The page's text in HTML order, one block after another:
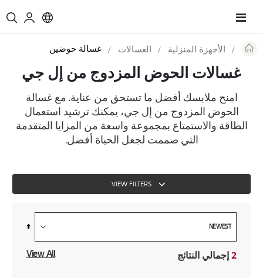
Toggle
الأجهزة المنزلية الغسالات غسالة حوضين
غسالات الحوض المزدوج من إل جي
امنح ملابسك أفضل ما تستحق من عناية. مع غسالة
الحوض المزدوج من إل جي، يمكنك ترشيد استعمال
الطاقة والاستمتاع بمجموعة واسعة من المزايا المتقدمة
التي صممت لجعل الحياة أفضل.
VIEW FILTERS
Set
Direction
2 إجمالي النتائج View All